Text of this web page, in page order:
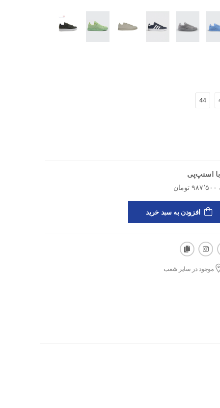
و زیبایی را ارائه دهد، کفش روزانه مردانه آدیداس
44
اسنپ‌پی
افزودن به سبد خرید
موجود در سایر شعب